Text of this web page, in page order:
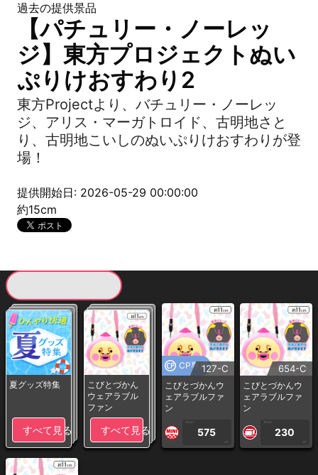
過去の提供景品
【パチュリー・ノーレッ
ジ】東方プロジェクトぬい
ぷりけおすわり2
東方Projectより、バチュリー・ノーレッ
ジ、アリス・マーガトロイド、古明地さと
り、古明地こいしのぬいぷりけおすわりが登
場！
提供開始日: 2026-05-29 00:00:00
約15cm
夏グッズ特集
すべて見る
こびとづかん
ウェアラブル
ファン
すべて見る
CP専用127-C
こびとづかんウ
ェアラブルファ
ン
1PLAY
575
CP
654-C
こびとづかんウ
ェアラブルファ
ン
1PLAY
230
CP